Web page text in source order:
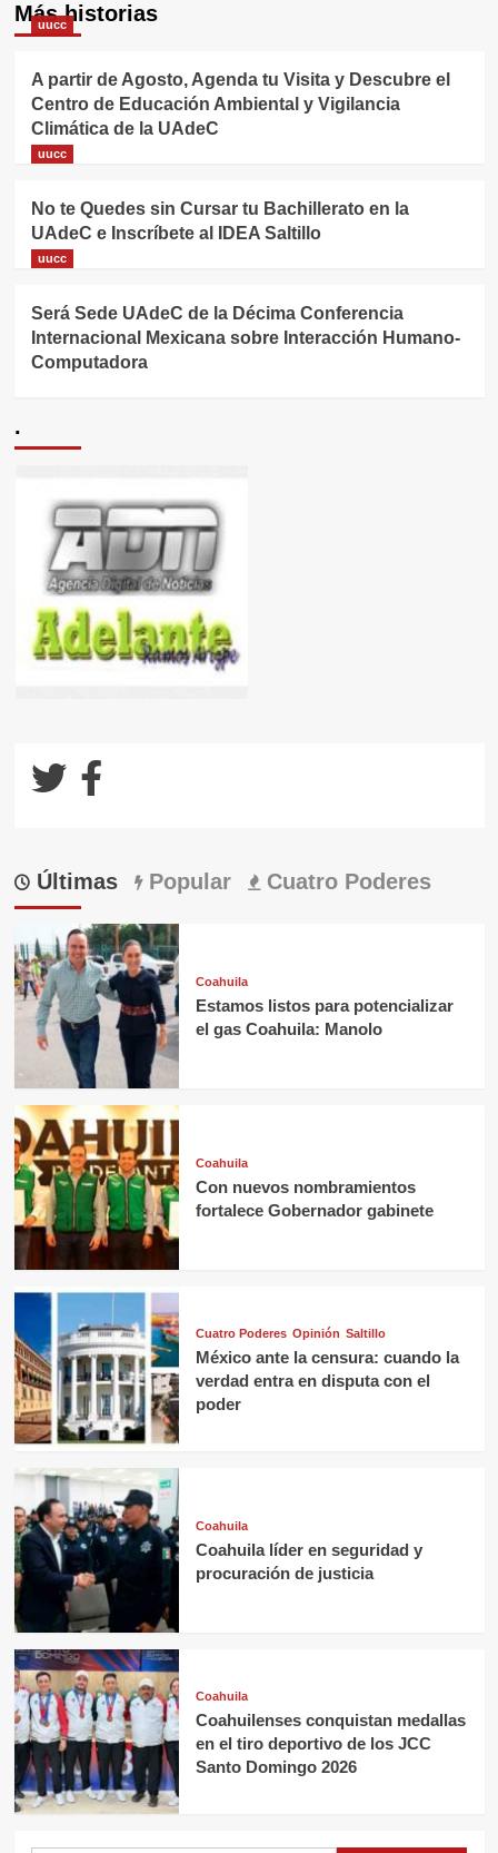
Más historias
uucc
A partir de Agosto, Agenda tu Visita y Descubre el
Centro de Educación Ambiental y Vigilancia
Climática de la UAdeC
uucc
No te Quedes sin Cursar tu Bachillerato en la
UAdeC e Inscríbete al IDEA Saltillo
uucc
Será Sede UAdeC de la Décima Conferencia
Internacional Mexicana sobre Interacción Humano-
Computadora
.
Últimas Popular Cuatro Poderes
Coahuila
Estamos listos para potencializar
el gas Coahuila: Manolo
Coahuila
Con nuevos nombramientos
fortalece Gobernador gabinete
Cuatro Poderes Opinión Saltillo
México ante la censura: cuando la
verdad entra en disputa con el
poder
Coahuila
Coahuila líder en seguridad y
procuración de justicia
Coahuila
Coahuilenses conquistan medallas
en el tiro deportivo de los JCC
Santo Domingo 2026